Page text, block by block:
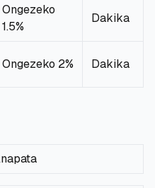
Ongezeko
1.5%
Dakika
Ongezeko 2% Dakika